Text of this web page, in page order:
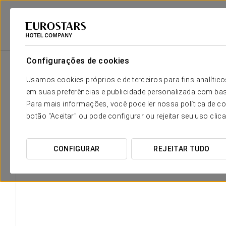
Configurações de cookies
Usamos cookies próprios e de terceiros para fins
em suas preferências e publicidade personalizada com
Para mais informações, você pode ler nossa política de
botão "Aceitar" ou pode configurar ou rejeitar seu uso
CONFIGURAR REJEITAR TUDO
Eurostars Hotel Company